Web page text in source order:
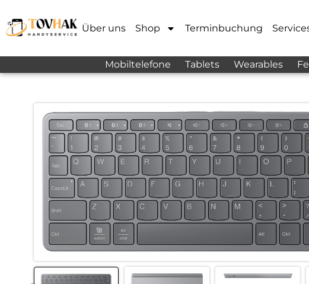
Über uns Shop Terminbuchung
Mobiltelefone Tablets Wearables